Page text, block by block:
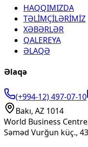
HAQQIMIZDA
TƏLİMÇİLƏRİMİZ
XƏBƏRLƏR
QALEREYA
ƏLAQƏ
Əlaqə
(+994-12) 497-07-10
Bakı, AZ 1014
World Business
Səməd Vurğun küç., 43